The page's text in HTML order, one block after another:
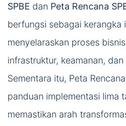
SPBE dan Peta Rencana
berfungsi sebagai kerangka
menyelaraskan proses
infrastruktur, keamanan,
Sementara itu, Peta
panduan implementasi lima
memastikan arah